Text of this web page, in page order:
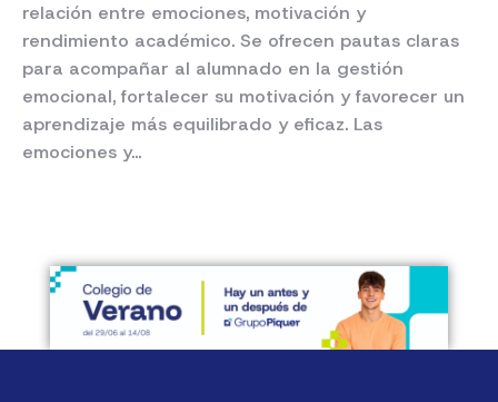
relación entre emociones, motivación y
rendimiento académico. Se ofrecen pautas claras
para acompañar al alumnado en la gestión
emocional, fortalecer su motivación y favorecer un
aprendizaje más equilibrado y eficaz. Las
emociones y…